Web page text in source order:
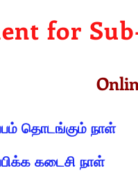
for
தொடங்கும்
கடைசி